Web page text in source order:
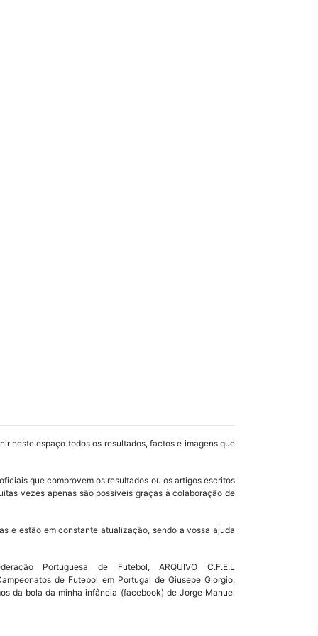
neste espaço todos os resultados, factos e imagens que
que comprovem os resultados ou os artigos escritos
vezes apenas são possíveis graças à colaboração de
e estão em constante atualização, sendo a vossa ajuda
Portuguesa de Futebol, ARQUIVO C.F.E.L
de Futebol em Portugal de Giusepe Giorgio,
da bola da minha infância (facebook) de Jorge Manuel